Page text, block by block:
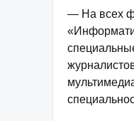
— На всех